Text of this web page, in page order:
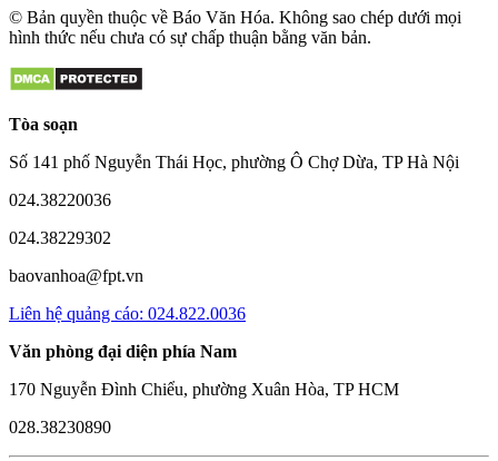
© Bản quyền thuộc về Báo Văn Hóa. Không sao chép dưới mọi
hình thức nếu chưa có sự chấp thuận bằng văn bản.
Tòa soạn
Số 141 phố Nguyễn Thái Học, phường Ô Chợ Dừa, TP Hà Nội
024.38220036
024.38229302
baovanhoa@fpt.vn
Liên hệ quảng cáo: 024.822.0036
Văn phòng đại diện phía Nam
170 Nguyễn Đình Chiểu, phường Xuân Hòa, TP HCM
028.38230890